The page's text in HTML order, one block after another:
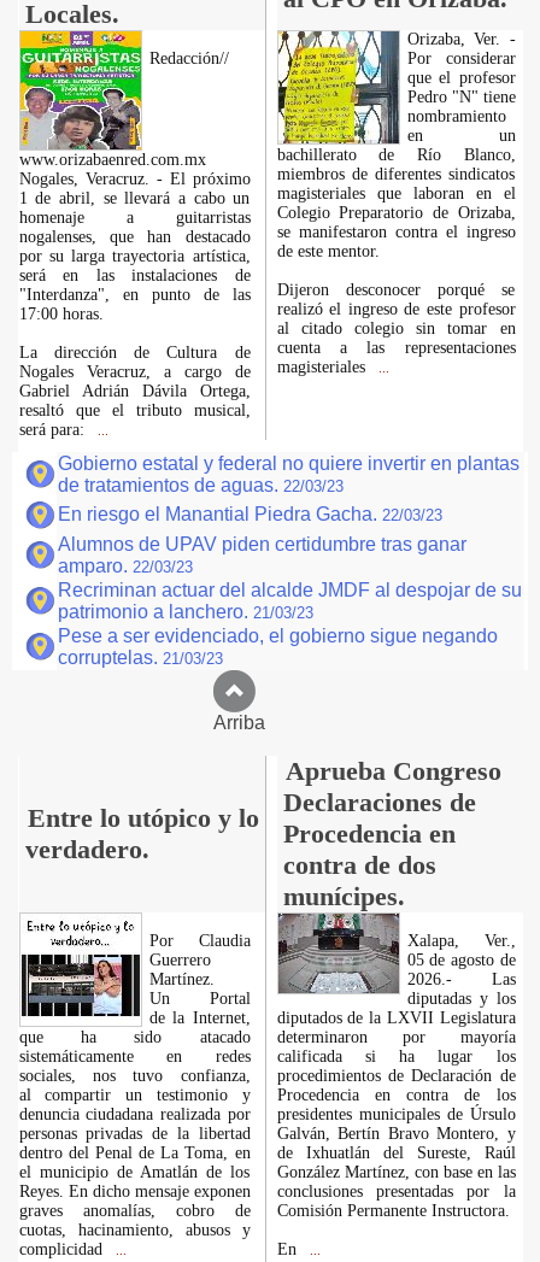
Locales.
Redacción//
www.orizabaenred.com.mx
Nogales, Veracruz. - El próximo
1 de abril, se llevará a cabo un
homenaje a guitarristas
nogalenses, que han destacado
por su larga trayectoria artística,
será en las instalaciones de
"Interdanza", en punto de las
17:00 horas.
La dirección de Cultura de
Nogales Veracruz, a cargo de
Gabriel Adrián Dávila Ortega,
resaltó que el tributo musical,
será para:
Orizaba, Ver. -
Por considerar
que el profesor
Pedro "N" tiene
nombramiento
en un
bachillerato de Río Blanco,
miembros de diferentes sindicatos
magisteriales que laboran en el
Colegio Preparatorio de Orizaba,
se manifestaron contra el ingreso
de este mentor.
Dijeron desconocer porqué se
realizó el ingreso de este profesor
al citado colegio sin tomar en
cuenta a las representaciones
magisteriales
Gobierno estatal y federal no quiere invertir en plantas
de tratamientos de aguas. 22/03/23
En riesgo el Manantial Piedra Gacha. 22/03/23
Alumnos de UPAV piden certidumbre tras ganar
amparo. 22/03/23
Recriminan actuar del alcalde JMDF al despojar de su
patrimonio a lanchero. 21/03/23
Pese a ser evidenciado, el gobierno sigue negando
corruptelas. 21/03/23
Arriba
Entre lo utópico y lo
verdadero.
Aprueba Congreso
Declaraciones de
Procedencia en
contra de dos
munícipes.
Por Claudia
Guerrero
Martínez.
​Un Portal
de la Internet,
que ha sido atacado
sistemáticamente en redes
sociales, nos tuvo confianza,
al compartir un testimonio y
denuncia ciudadana realizada por
personas privadas de la libertad
dentro del Penal de La Toma, en
el municipio de Amatlán de los
Reyes. En dicho mensaje exponen
graves anomalías, cobro de
cuotas, hacinamiento, abusos y
complicidad
Xalapa, Ver.,
05 de agosto de
2026.- Las
diputadas y los
diputados de la LXVII Legislatura
determinaron por mayoría
calificada si ha lugar los
procedimientos de Declaración de
Procedencia en contra de los
presidentes municipales de Úrsulo
Galván, Bertín Bravo Montero, y
de Ixhuatlán del Sureste, Raúl
González Martínez, con base en las
conclusiones presentadas por la
Comisión Permanente Instructora.
En